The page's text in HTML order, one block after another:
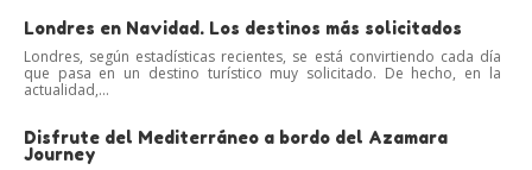
Londres en Navidad. Los destinos más solicitados
Londres, según estadísticas recientes, se está convirtiendo cada día
que pasa en un destino turístico muy solicitado. De hecho, en la
actualidad,...
Disfrute del Mediterráneo a bordo del Azamara
Journey